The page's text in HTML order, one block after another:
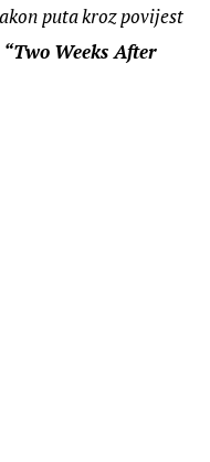
puta kroz povijest
“Two Weeks After